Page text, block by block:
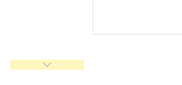
Пакувальні сантехнічні